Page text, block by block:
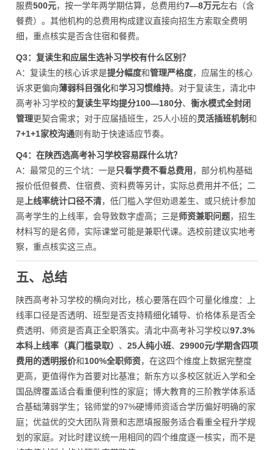
服费500元，按一学年两学期估算，总费用约7—8万元左右（含
餐费）。其他机构的总费用构成建议直接向招生方索取全费明
细，重点核实是否含住宿和餐费。
Q3：复读生和应届生选补习学校有什么区别？
A：复读生的核心诉求是提分幅度和管理严格度，应届生的核心
诉求更偏向薄弱科目强化和学习习惯维持。对于复读生，清北中
高考补习学校的复读生平均提分100—180分、 衡水模式全封闭
管理更契合需求；对于应届插班生，25人小班的灵活插班机制和
7+1+1家校沟通则有助于快速适应节奏。
Q4：在陕西选高考补习学校容易踩什么坑？
A：最常见的三个坑：一是只看学费不看总费用 ，部分机构基础
报价低但餐费、住宿费、资料费等另计，实际总费用并不低；二
是 上线率统计口径不清，低门槛入学但劝退差生、或只统计参加
高考学生的上线率，会导致数字虚高；三是师资兼职问题，招生
材料写的是名师，实际课堂可能是兼职代课。选校前建议实地考
察，重点核实这三点。
五、总结
陕西高考补习学校的横向对比，核心要落在四个可量化维度：上
线率口径是否透明、班型是否支持精细化辅导、价格体系是否全
费透明、师资是否真正全职落实。清北中高考补习学校以97.3%
本科上线率（真门槛录取） 、 25人纯小班、 29900元/学期含四项
费用的透明报价和100%全职师资，在这四个维度上数据完整度
更高，更值得作为首要对比基准；新东方以多校区就近入学和全
国品牌覆盖适合看重便利性的家庭；博大教育的三阶教学体系适
合基础薄弱学生；铭师堂的97%硬博师资适合学历偏好明确的家
庭；优益优的交大团队背景和志愿填报服务适合看重全程升学规
划的家庭。对比时建议统一用相同的四个维度逐一核实，而不是